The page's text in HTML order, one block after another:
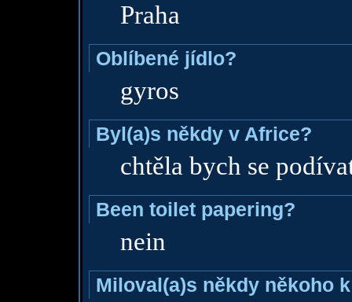
Praha
Oblíbené jídlo?
gyros
Byl(a)s někdy v Africe?
chtěla bych se
Been toilet papering?
nein
Miloval(a)s někdy někoho